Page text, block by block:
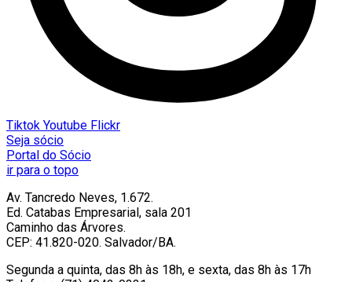
Tiktok Youtube Flickr
Seja sócio
Portal do Sócio
ir para o topo
Av. Tancredo Neves, 1.672.
Ed. Catabas Empresarial, sala 201
Caminho das Árvores.
CEP: 41.820-020. Salvador/BA.
Segunda a quinta, das 8h às 18h, e sexta, das 8h às 17h